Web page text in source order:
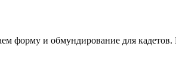
форму и обмундирование для